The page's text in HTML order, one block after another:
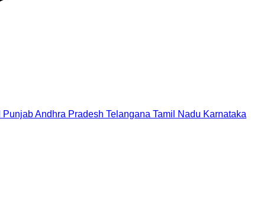
PunjabAndhra Pradesh Telangana Tamil Nadu Karnataka